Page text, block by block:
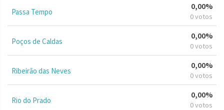
Passa Tempo
0,00%
0 votos
Poços de Caldas
0,00%
0 votos
Ribeirão das Neves
0,00%
0 votos
Rio do Prado
0,00%
0 votos